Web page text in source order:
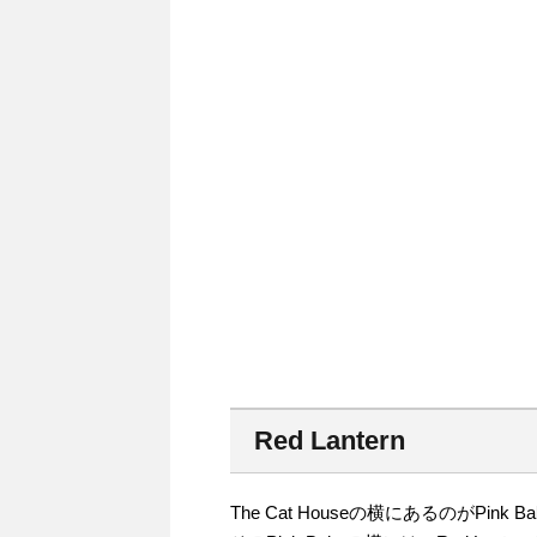
Red Lantern
The Cat Houseの横にあるのがPink